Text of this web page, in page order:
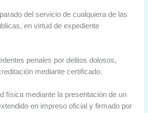
del servicio de cualquiera de las
en virtud de expediente
penales por delitos dolosos,
mediante certificado.
física mediante la presentación de un
en impreso oficial y firmado por